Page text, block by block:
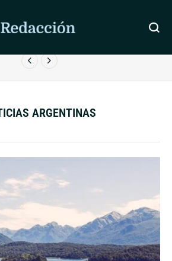
ÚLTIMAS NOTICIAS
PYME CAYERON 3,8% EN JULIO
ARGENTINAS